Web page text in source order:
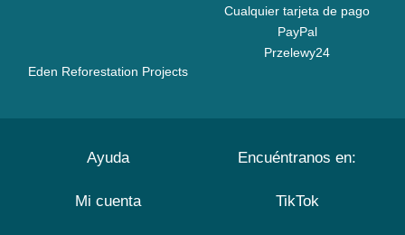
Eden Reforestation Projects
Cualquier tarjeta de pago
PayPal
Przelewy24
Ayuda
Mi cuenta
Encuéntranos en:
TikTok